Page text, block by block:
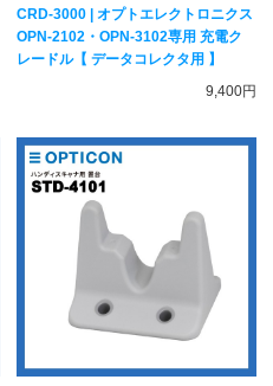
CRD-3000 | オプトエレクトロニクス
OPN-2102・OPN-3102専用 充電ク
レードル【 データコレクタ用 】
9,400円